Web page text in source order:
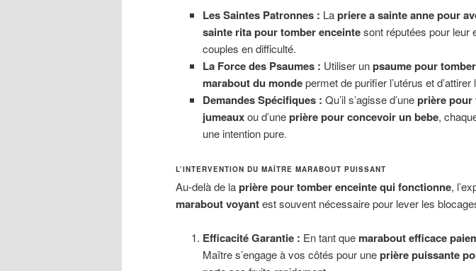
Les Saintes Patronnes : Lapriere a sainte anne pour
sainte rita pour tomber enceintesont réputées pour leur
couples en difficulté.
La Force des Psaumes : Utiliser unpsaume pour
marabout du mondepermet de purifier l’utérus et
Demandes Spécifiques : Qu’il s’agisse d’uneprière pour
jumeauxou d’uneprière pour concevoir un bebe,
une intention pure.
L’INTERVENTION DU MAÎTRE MARABOUT PUISSANT
Au-delà de laprière pour tomber enceinte qui fonctionne,
marabout voyantest souvent nécessaire pour lever les
Efficacité Garantie : En tant que marabout efficace
Maître s’engage à vos côtés pour uneprière puissante